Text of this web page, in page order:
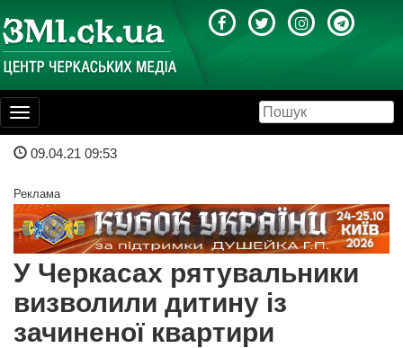
Toggle
navigation
09.04.21 09:53
Реклама
У Черкасах рятувальники
визволили дитину із
зачиненої квартири